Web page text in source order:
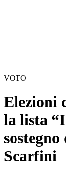
VOTO
Elezioni
la lista
Scarfini